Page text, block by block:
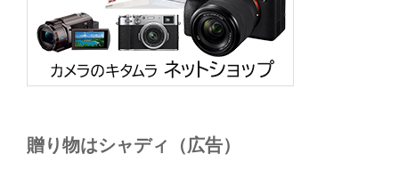
贈り物はシャディ（広告）